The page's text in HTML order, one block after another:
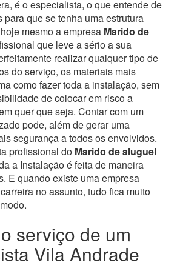
é o especialista, o que entende de
para que se tenha uma estrutura
mesmo a empresa Marido de
que leve a sério a sua
realizar qualquer tipo de
do serviço, os materiais mais
como fazer toda a instalação, sem
de colocar em risco a
quer que seja. Contar com um
pode, além de gerar uma
segurança a todos os envolvidos.
profissional do Marido de aluguel
a Instalação é feita de maneira
E quando existe uma empresa
no assunto, tudo fica muito
serviço de um
Vila Andrade